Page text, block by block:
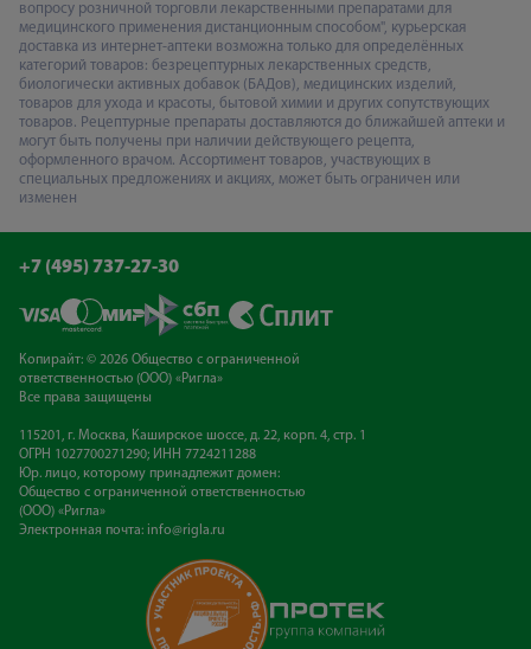
вопросу розничной торговли лекарственными препаратами для
медицинского применения дистанционным способом", курьерская
доставка из интернет-аптеки возможна только для определённых
категорий товаров: безрецептурных лекарственных средств,
биологически активных добавок (БАДов), медицинских изделий,
товаров для ухода и красоты, бытовой химии и других сопутствующих
товаров. Рецептурные препараты доставляются до ближайшей аптеки и
могут быть получены при наличии действующего рецепта,
оформленного врачом. Ассортимент товаров, участвующих в
специальных предложениях и акциях, может быть ограничен или
изменен
+7 (495) 737-27-30
Копирайт: © 2026 Общество с ограниченной
ответственностью (ООО) «Ригла»
Все права защищены
115201, г. Москва, Каширское шоссе, д. 22, корп. 4, стр. 1
ОГРН 1027700271290; ИНН 7724211288
Юр. лицо, которому принадлежит домен:
Общество с ограниченной ответственностью
(ООО) «Ригла»
Электронная почта: info@rigla.ru